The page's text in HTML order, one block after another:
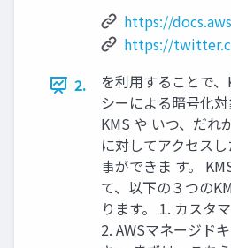
https://
https://
2.
を利⽤することで
シーによる暗号化
KMS や いつ、だれ
に対してアクセス
事ができま す。
て、以下の３つの
ります。 1. カスタ
2. AWSマネージド